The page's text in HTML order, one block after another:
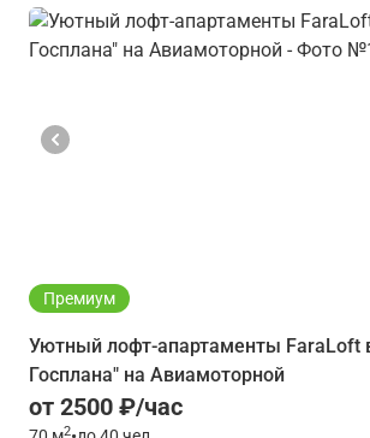
Премиум
Уютный лофт-апартаменты FaraLoft
Госплана" на Авиамоторной
от 2500 ₽/час
2